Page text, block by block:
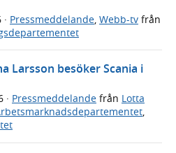
· Pressmeddelande, Webb-tv från
Larsson besöker Scania i
· Pressmeddelande från Lotta
,